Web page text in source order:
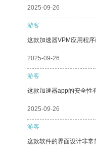
2025-09-26
游客
这款加速器VPM应用程
2025-09-26
游客
这款加速器app的安全性
2025-09-26
游客
这款软件的界面设计非常